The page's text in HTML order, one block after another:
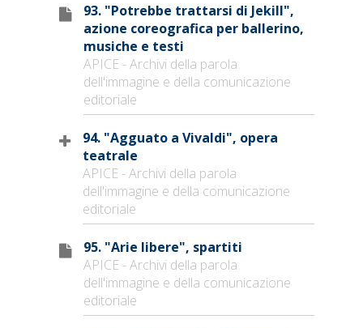
93. "Potrebbe trattarsi di Jekill",
azione coreografica per ballerino,
musiche e testi
APICE - Archivi della parola
dell'immagine e della comunicazione
editoriale
94. "Agguato a Vivaldi", opera
teatrale
APICE - Archivi della parola
dell'immagine e della comunicazione
editoriale
95. "Arie libere", spartiti
APICE - Archivi della parola
dell'immagine e della comunicazione
editoriale